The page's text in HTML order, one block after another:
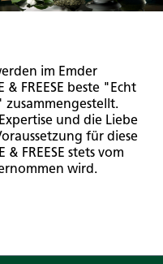
im Emder
FREESE beste "Echt
zusammengestellt.
und die Liebe
für diese
FREESE stets vom
wird.